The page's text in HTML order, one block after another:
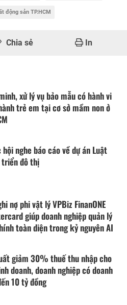
động sản TP.HCM
Chia sẻ In
xử lý vụ bảo mẫu có hành vi
trẻ em tại cơ sở mầm non ở
hội nghe báo cáo về dự án Luật
triển đô thị
nợ phi vật lý VPBiz FinanONE
giúp doanh nghiệp quản lý
toàn diện trong kỷ nguyên AI
giảm 30% thuế thu nhập cho
doanh, doanh nghiệp có doanh
10 tỷ đồng